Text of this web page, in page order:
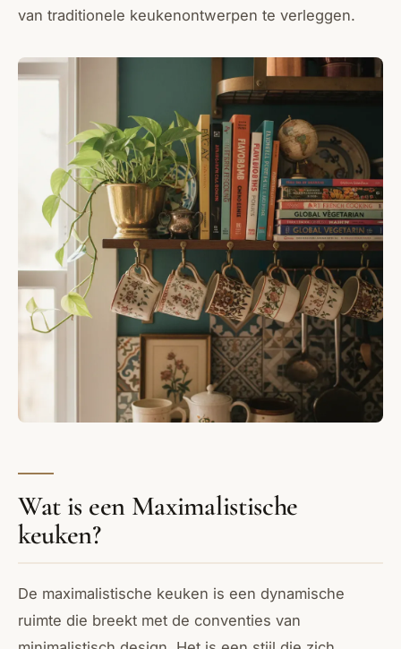
van traditionele keukenontwerpen te verleggen.
Wat is een Maximalistische
keuken?
De maximalistische keuken is een dynamische
ruimte die breekt met de conventies van